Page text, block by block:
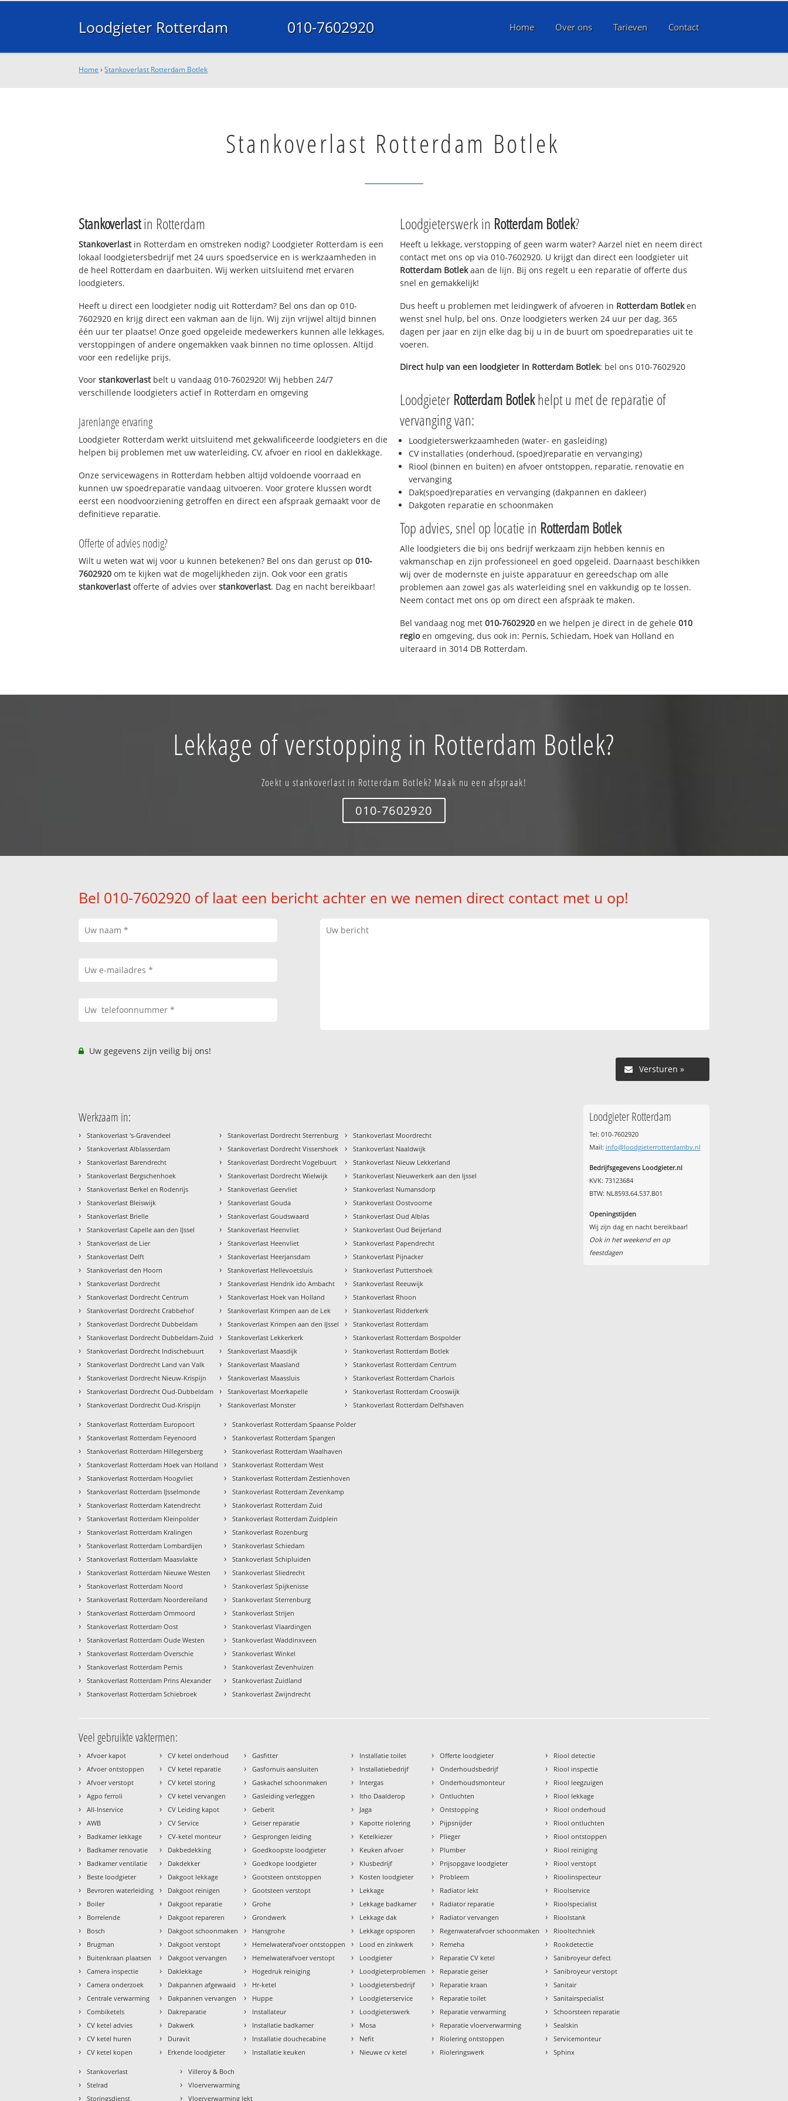
Loodgieter Rotterdam 010-7602920 Home Over ons Tarieven Contact
Home ›Stankoverlast Rotterdam Botlek
Stankoverlast Rotterdam Botlek
Stankoverlastin Rotterdam
Stankoverlastin Rotterdam en omstreken nodig? Loodgieter Rotterdam is een
lokaal loodgietersbedrijf met 24 uurs spoedservice en is werkzaamheden in
de heel Rotterdam en daarbuiten. Wij werken uitsluitend met ervaren
loodgieters.
Heeft u direct een loodgieter nodig uit Rotterdam? Bel ons dan op 010-
7602920 en krijg direct een vakman aan de lijn. Wij zijn vrijwel altijd binnen
één uur ter plaatse! Onze goed opgeleide medewerkers kunnen alle lekkages,
verstoppingen of andere ongemakken vaak binnen no time oplossen. Altijd
voor een redelijke prijs.
Voorstankoverlastbelt u vandaag 010-7602920! Wij hebben 24/7
verschillende loodgieters actief in Rotterdam en omgeving
Jarenlange ervaring
Loodgieter Rotterdam werkt uitsluitend met gekwalificeerde loodgieters en die
helpen bij problemen met uw waterleiding, CV, afvoer en riool en daklekkage.
Onze servicewagens in Rotterdam hebben altijd voldoende voorraad en
kunnen uw spoedreparatie vandaag uitvoeren. Voor grotere klussen wordt
eerst een noodvoorziening getroffen en direct een afspraak gemaakt voor de
definitieve reparatie.
Offerte of advies nodig?
Wilt u weten wat wij voor u kunnen betekenen? Bel ons dan gerust op010-
7602920 om te kijken wat de mogelijkheden zijn. Ook voor een gratis
stankoverlastofferte of advies overstankoverlast. Dag en nacht bereikbaar!
Loodgieterswerk in Rotterdam Botlek?
Heeft u lekkage, verstopping of geen warm water? Aarzel niet en neem direct
contact met ons op via 010-7602920. U krijgt dan direct een loodgieter uit
Rotterdam Botlekaan de lijn. Bij ons regelt u een reparatie of offerte dus
snel en gemakkelijk!
Dus heeft u problemen met leidingwerk of afvoeren in Rotterdam Botleken
wenst snel hulp, bel ons. Onze loodgieters werken 24 uur per dag, 365
dagen per jaar en zijn elke dag bij u in de buurt om spoedreparaties uit te
voeren.
Direct hulp van een loodgieter in Rotterdam Botlek: bel ons 010-7602920
Loodgieter Rotterdam Botlekhelpt u met de reparatie of
vervanging van:
Loodgieterswerkzaamheden (water- en gasleiding)
CV installaties (onderhoud, (spoed)reparatie en vervanging)
Riool (binnen en buiten) en afvoer ontstoppen, reparatie, renovatie en
vervanging
Dak(spoed)reparaties en vervanging (dakpannen en dakleer)
Dakgoten reparatie en schoonmaken
Top advies, snel op locatie in Rotterdam Botlek
Alle loodgieters die bij ons bedrijf werkzaam zijn hebben kennis en
vakmanschap en zijn professioneel en goed opgeleid. Daarnaast beschikken
wij over de modernste en juiste apparatuur en gereedschap om alle
problemen aan zowel gas als waterleiding snel en vakkundig op te lossen.
Neem contact met ons op om direct een afspraak te maken.
Bel vandaag nog met 010-7602920 en we helpen je direct in de gehele 010
regioen omgeving, dus ook in: Pernis, Schiedam, Hoek van Holland en
uiteraard in 3014 DB Rotterdam.
Lekkage of verstopping in Rotterdam Botlek?
Zoekt u stankoverlast in Rotterdam Botlek? Maak nu een afspraak!
010-7602920
Bel 010-7602920 of laat een bericht achter en we nemen direct contact met u op!
Uw gegevens zijn veilig bij ons!
Versturen »
Werkzaam in:
› Stankoverlast 's-Gravendeel
› Stankoverlast Alblasserdam
› Stankoverlast Barendrecht
› Stankoverlast Bergschenhoek
› Stankoverlast Berkel en Rodenrijs
› Stankoverlast Bleiswijk
› Stankoverlast Brielle
› Stankoverlast Capelle aan den IJssel
› Stankoverlast de Lier
› Stankoverlast Delft
› Stankoverlast den Hoorn
› Stankoverlast Dordrecht
› Stankoverlast Dordrecht Centrum
› Stankoverlast Dordrecht Crabbehof
› Stankoverlast Dordrecht Dubbeldam
› Stankoverlast Dordrecht Dubbeldam-Zuid
› Stankoverlast Dordrecht Indischebuurt
› Stankoverlast Dordrecht Land van Valk
› Stankoverlast Dordrecht Nieuw-Krispijn
› Stankoverlast Dordrecht Oud-Dubbeldam
› Stankoverlast Dordrecht Oud-Krispijn
› Stankoverlast Dordrecht Sterrenburg
› Stankoverlast Dordrecht Vissershoek
› Stankoverlast Dordrecht Vogelbuurt
› Stankoverlast Dordrecht Wielwijk
› Stankoverlast Geervliet
› Stankoverlast Gouda
› Stankoverlast Goudswaard
› Stankoverlast Heenvliet
› Stankoverlast Heenvliet
› Stankoverlast Heerjansdam
› Stankoverlast Hellevoetsluis
› Stankoverlast Hendrik ido Ambacht
› Stankoverlast Hoek van Holland
› Stankoverlast Krimpen aan de Lek
› Stankoverlast Krimpen aan den IJssel
› Stankoverlast Lekkerkerk
› Stankoverlast Maasdijk
› Stankoverlast Maasland
› Stankoverlast Maassluis
› Stankoverlast Moerkapelle
› Stankoverlast Monster
› Stankoverlast Moordrecht
› Stankoverlast Naaldwijk
› Stankoverlast Nieuw Lekkerland
› Stankoverlast Nieuwerkerk aan den Ijssel
› Stankoverlast Numansdorp
› Stankoverlast Oostvoorne
› Stankoverlast Oud Alblas
› Stankoverlast Oud Beijerland
› Stankoverlast Papendrecht
› Stankoverlast Pijnacker
› Stankoverlast Puttershoek
› Stankoverlast Reeuwijk
› Stankoverlast Rhoon
› Stankoverlast Ridderkerk
› Stankoverlast Rotterdam
› Stankoverlast Rotterdam Bospolder
› Stankoverlast Rotterdam Botlek
› Stankoverlast Rotterdam Centrum
› Stankoverlast Rotterdam Charlois
› Stankoverlast Rotterdam Crooswijk
› Stankoverlast Rotterdam Delfshaven
› Stankoverlast Rotterdam Europoort
› Stankoverlast Rotterdam Feyenoord
› Stankoverlast Rotterdam Hillegersberg
› Stankoverlast Rotterdam Hoek van Holland
› Stankoverlast Rotterdam Hoogvliet
› Stankoverlast Rotterdam IJsselmonde
› Stankoverlast Rotterdam Katendrecht
› Stankoverlast Rotterdam Kleinpolder
› Stankoverlast Rotterdam Kralingen
› Stankoverlast Rotterdam Lombardijen
› Stankoverlast Rotterdam Maasvlakte
› Stankoverlast Rotterdam Nieuwe Westen
› Stankoverlast Rotterdam Noord
› Stankoverlast Rotterdam Noordereiland
› Stankoverlast Rotterdam Ommoord
› Stankoverlast Rotterdam Oost
› Stankoverlast Rotterdam Oude Westen
› Stankoverlast Rotterdam Overschie
› Stankoverlast Rotterdam Pernis
› Stankoverlast Rotterdam Prins Alexander
› Stankoverlast Rotterdam Schiebroek
› Stankoverlast Rotterdam Spaanse Polder
› Stankoverlast Rotterdam Spangen
› Stankoverlast Rotterdam Waalhaven
› Stankoverlast Rotterdam West
› Stankoverlast Rotterdam Zestienhoven
› Stankoverlast Rotterdam Zevenkamp
› Stankoverlast Rotterdam Zuid
› Stankoverlast Rotterdam Zuidplein
› Stankoverlast Rozenburg
› Stankoverlast Schiedam
› Stankoverlast Schipluiden
› Stankoverlast Sliedrecht
› Stankoverlast Spijkenisse
› Stankoverlast Sterrenburg
› Stankoverlast Strijen
› Stankoverlast Vlaardingen
› Stankoverlast Waddinxveen
› Stankoverlast Winkel
› Stankoverlast Zevenhuizen
› Stankoverlast Zuidland
› Stankoverlast Zwijndrecht
Loodgieter Rotterdam
Tel: 010-7602920
Mail: info@loodgieterrotterdambv.nl
Bedrijfsgegevens Loodgieter.nl
KVK: 73123684
BTW: NL8593.64.537.B01
Openingstijden
Wij zijn dag en nacht bereikbaar!
Ook in het weekend en op
feestdagen
Veel gebruikte vaktermen:
› Afvoer kapot
› Afvoer ontstoppen
› Afvoer verstopt
› Agpo ferroli
› All-Inservice
› AWB
› Badkamer lekkage
› Badkamer renovatie
› Badkamer ventilatie
› Beste loodgieter
› Bevroren waterleiding
› Boiler
› Borrelende
› Bosch
› Brugman
› Buitenkraan plaatsen
› Camera inspectie
› Camera onderzoek
› Centrale verwarming
› Combiketels
› CV ketel advies
› CV ketel huren
› CV ketel kopen
› CV ketel onderhoud
› CV ketel reparatie
› CV ketel storing
› CV ketel vervangen
› CV Leiding kapot
› CV Service
› CV-ketel monteur
› Dakbedekking
› Dakdekker
› Dakgoot lekkage
› Dakgoot reinigen
› Dakgoot reparatie
› Dakgoot repareren
› Dakgoot schoonmaken
› Dakgoot verstopt
› Dakgoot vervangen
› Daklekkage
› Dakpannen afgewaaid
› Dakpannen vervangen
› Dakreparatie
› Dakwerk
› Duravit
› Erkende loodgieter
› Gasfitter
› Gasfornuis aansluiten
› Gaskachel schoonmaken
› Gasleiding verleggen
› Geberit
› Geiser reparatie
› Gesprongen leiding
› Goedkoopste loodgieter
› Goedkope loodgieter
› Gootsteen ontstoppen
› Gootsteen verstopt
› Grohe
› Grondwerk
› Hansgrohe
› Hemelwaterafvoer ontstoppen
› Hemelwaterafvoer verstopt
› Hogedruk reiniging
› Hr-ketel
› Huppe
› Installateur
› Installatie badkamer
› Installatie douchecabine
› Installatie keuken
› Installatie toilet
› Installatiebedrijf
› Intergas
› Itho Daalderop
› Jaga
› Kapotte riolering
› Ketelkiezer
› Keuken afvoer
› Klusbedrijf
› Kosten loodgieter
› Lekkage
› Lekkage badkamer
› Lekkage dak
› Lekkage opsporen
› Lood en zinkwerk
› Loodgieter
› Loodgieterproblemen
› Loodgietersbedrijf
› Loodgieterservice
› Loodgieterswerk
› Mosa
› Nefit
› Nieuwe cv ketel
› Offerte loodgieter
› Onderhoudsbedrijf
› Onderhoudsmonteur
› Ontluchten
› Ontstopping
› Pijpsnijder
› Plieger
› Plumber
› Prijsopgave loodgieter
› Probleem
› Radiator lekt
› Radiator reparatie
› Radiator vervangen
› Regenwaterafvoer schoonmaken
› Remeha
› Reparatie CV ketel
› Reparatie geiser
› Reparatie kraan
› Reparatie toilet
› Reparatie verwarming
› Reparatie vloerverwarming
› Riolering ontstoppen
› Rioleringswerk
› Riool detectie
› Riool inspectie
› Riool leegzuigen
› Riool lekkage
› Riool onderhoud
› Riool ontluchten
› Riool ontstoppen
› Riool reiniging
› Riool verstopt
› Rioolinspecteur
› Rioolservice
› Rioolspecialist
› Rioolstank
› Riooltechniek
› Rookdetectie
› Sanibroyeur defect
› Sanibroyeur verstopt
› Sanitair
› Sanitairspecialist
› Schoorsteen reparatie
› Sealskin
› Servicemonteur
› Sphinx
› Stankoverlast
› Stelrad
› Storingsdienst
› Villeroy & Boch
› Vloerverwarming
› Vloerverwarming lekt